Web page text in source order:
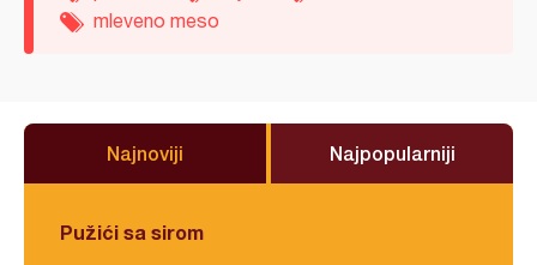
mleveno meso
Najnoviji Najpopularniji
Pužići sa sirom